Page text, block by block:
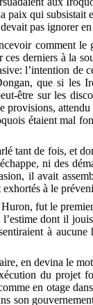
qui
pas ignorer
comment
derniers à la
l’intention
que si les
être sur les
étaient mal
tant de fois, et
ni des
il avait
à le
Huron, fut le
dont il
à
en devina le
du projet
en otage
son